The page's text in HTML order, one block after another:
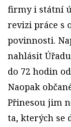
firmy i státní
revizi práce s
povinnosti.
nahlásit
do 72 hodin
Naopak
Přinesou jim
ta, kterých se